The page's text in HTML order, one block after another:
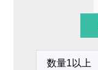
数量1以上